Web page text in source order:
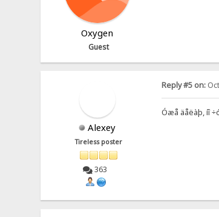
Oxygen
Guest
Alexey
Tireless poster
363
Reply #5 on:
Óæå äåëàþ, íî